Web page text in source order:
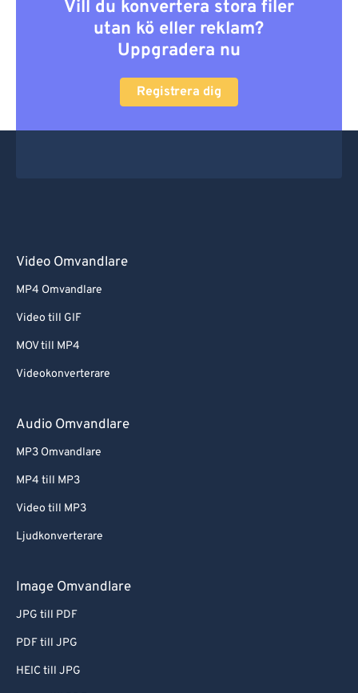
Vill du konvertera stora filer
utan kö eller reklam?
Uppgradera nu
Registrera dig
Video Omvandlare
MP4 Omvandlare
Video till GIF
MOV till MP4
Videokonverterare
Audio Omvandlare
MP3 Omvandlare
MP4 till MP3
Video till MP3
Ljudkonverterare
Image Omvandlare
JPG till PDF
PDF till JPG
HEIC till JPG